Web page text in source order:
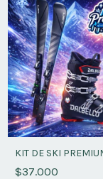
KIT DE SKI
$37.000